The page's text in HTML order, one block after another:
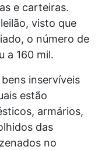
e carteiras.
visto que
o número de
a 160 mil.
inservíveis
estão
armários,
das
no